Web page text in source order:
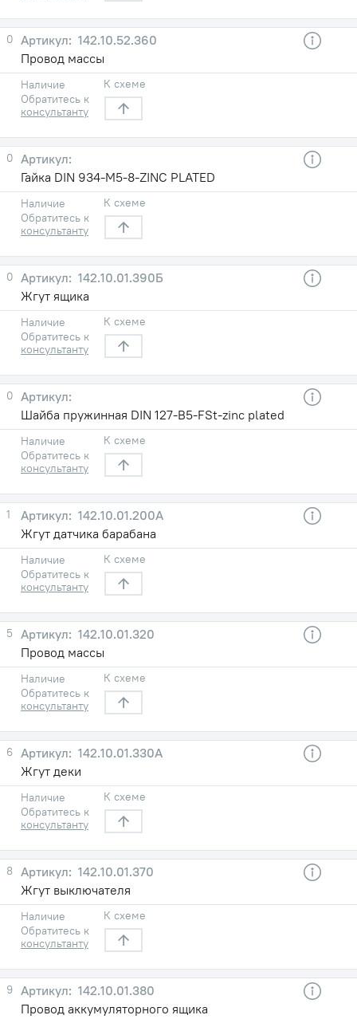
0
142.10.52.360
Провод массы
Наличие
Обратитесь к
консультанту
К схеме
0
Гайка DIN 934-M5-8-ZINC PLATED
Наличие
Обратитесь к
консультанту
К схеме
0
142.10.01.390Б
Жгут ящика
Наличие
Обратитесь к
консультанту
К схеме
0
Шайба пружинная DIN 127-B5-FSt-zinc plated
Наличие
Обратитесь к
консультанту
К схеме
1
142.10.01.200А
Жгут датчика барабана
Наличие
Обратитесь к
консультанту
К схеме
5
142.10.01.320
Провод массы
Наличие
Обратитесь к
консультанту
К схеме
6
142.10.01.330А
Жгут деки
Наличие
Обратитесь к
консультанту
К схеме
8
142.10.01.370
Жгут выключателя
Наличие
Обратитесь к
консультанту
К схеме
9
142.10.01.380
Провод аккумуляторного ящика